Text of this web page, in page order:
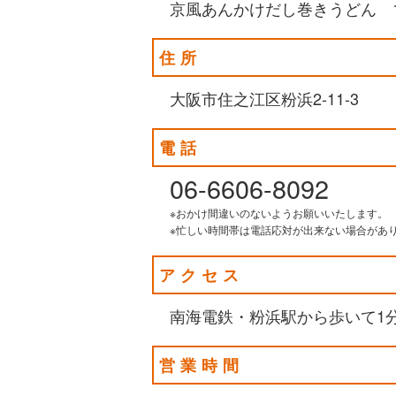
京風あんかけだし巻きうどん
住所
大阪市住之江区粉浜2-11-3
電話
06-6606-8092
※おかけ間違いのないようお願いいたします。
※忙しい時間帯は電話応対が出来ない場合があり
アクセス
南海電鉄・粉浜駅から歩いて1
営業時間